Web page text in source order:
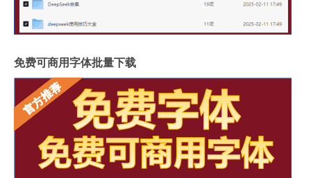
免费可商用字体批量下载